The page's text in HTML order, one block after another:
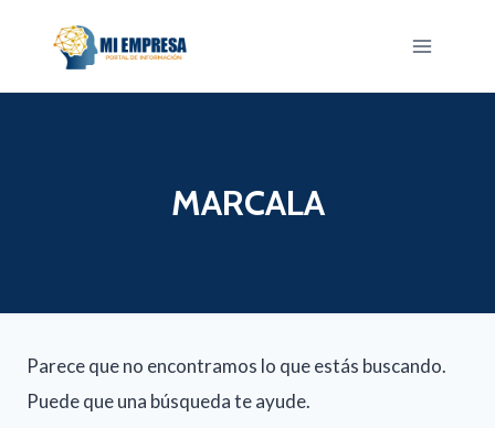
MARCALA
Parece que no encontramos lo que estás buscando.
Puede que una búsqueda te ayude.